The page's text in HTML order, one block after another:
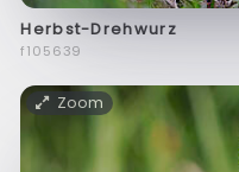
Herbst-Drehwurz
f105639
Zoom